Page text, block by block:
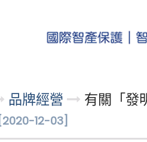
品牌經營
有關「發
[2020-12-03]